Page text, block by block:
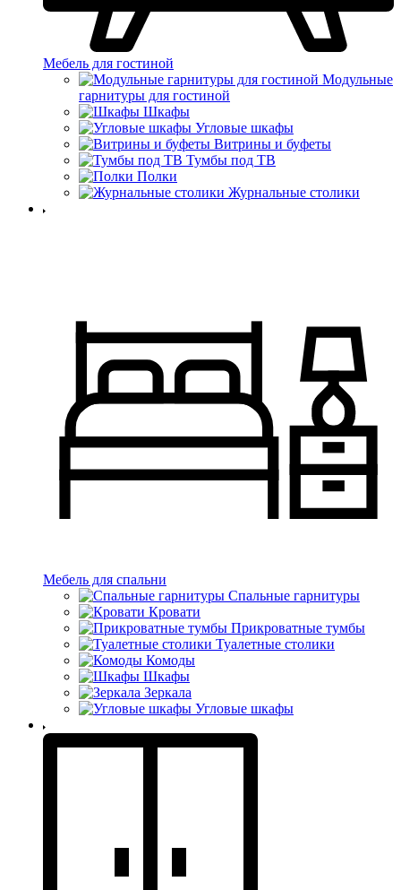
Мебель для гостиной
Модульные
гарнитуры для гостиной
Шкафы
Угловые шкафы
Витрины и буфеты
Тумбы под ТВ
Полки
Журнальные столики
Мебель для спальни
Спальные гарнитуры
Кровати
Прикроватные тумбы
Туалетные столики
Комоды
Шкафы
Зеркала
Угловые шкафы